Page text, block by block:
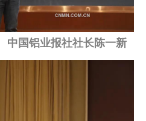
中国铝业报社社长陈一新